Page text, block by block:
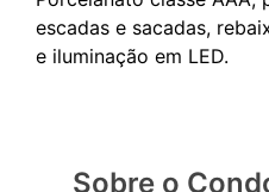
escadas e sacadas,
Sobre o